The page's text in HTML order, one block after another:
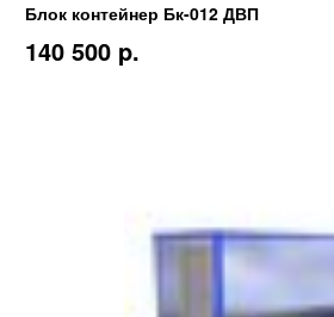
Блок контейнер Бк-012 ДВП
140 500 p.